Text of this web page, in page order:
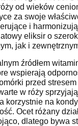
od wieków
za swoje
i
eliksir o
jak i
źródłem
wspierają
przed
w róży
korzystnie na
Ocet różany
dlatego bywa